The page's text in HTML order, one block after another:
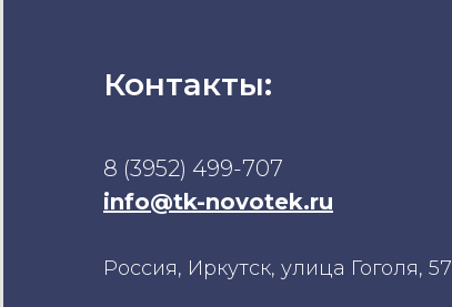
Контакты:
8 (3952) 499-707
info@tk-novotek.ru
Россия, Иркутск, улица Гоголя, 57